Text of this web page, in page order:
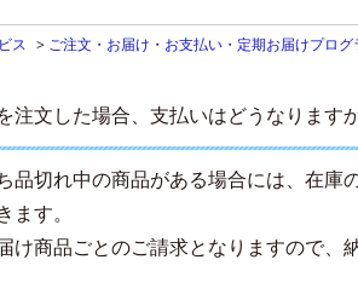
ス > ご注文・お届け・お支払い・定期お届けプログ
注文した場合、支払いはどうなります
品切れ中の商品がある場合には、在
す。
け商品ごとのご請求となりますので、